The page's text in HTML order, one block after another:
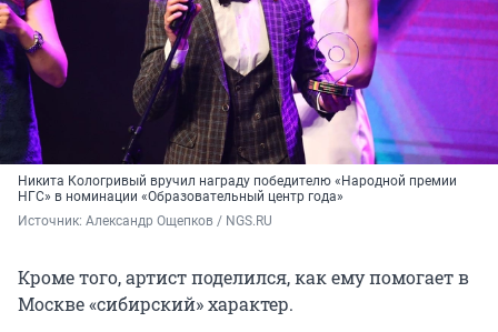
Никита Кологривый вручил награду победителю «Народной премии
НГС» в номинации «Образовательный центр года»
Источник: Александр Ощепков / NGS.RU
Кроме того, артист поделился, как ему помогает в
Москве «сибирский» характер.